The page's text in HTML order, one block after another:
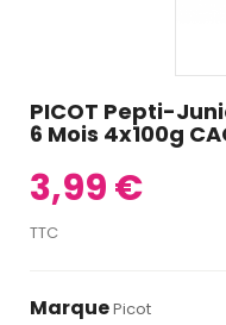
PICOT Pepti-
6 Mois 4x100g
3,99 €
TTC
MarquePicot